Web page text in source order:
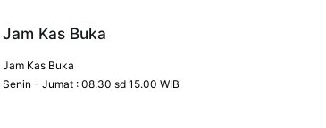
Jam Kas Buka
Jam Kas Buka
Senin - Jumat : 08.30 sd 15.00 WIB